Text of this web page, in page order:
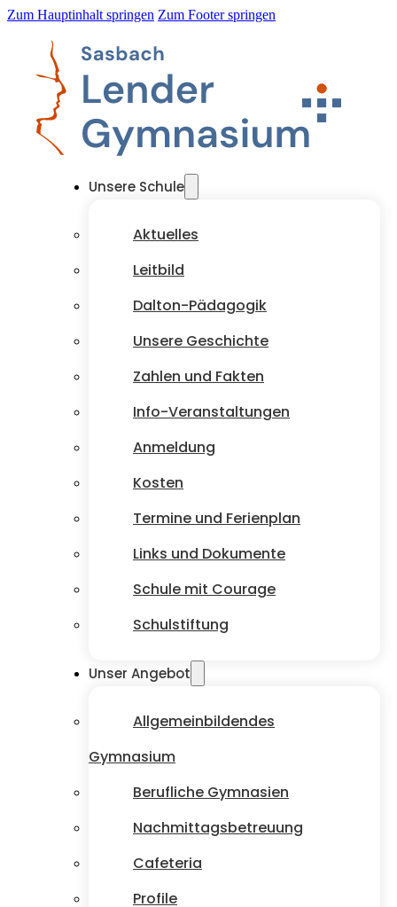
Zum Hauptinhalt springen Zum Footer springen
Unsere Schule
Aktuelles
Leitbild
Dalton-Pädagogik
Unsere Geschichte
Zahlen und Fakten
Info-Veranstaltungen
Anmeldung
Kosten
Termine und Ferienplan
Links und Dokumente
Schule mit Courage
Schulstiftung
Unser Angebot
Allgemeinbildendes
Gymnasium
Berufliche Gymnasien
Nachmittagsbetreuung
Cafeteria
Profile